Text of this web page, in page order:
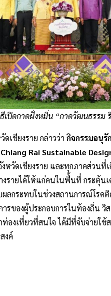
เปิดกาดฝั่งหมิ่น “กาดวัฒนธรรม
เชียงราย กล่าวว่า กิจกรรมอนุ
Chiang Rai Sustainable
หวัดเชียงราย และทุกภาคส่วนที่
งรายได้ให้แก่คนในพื้นที่ กระตุ้น
กระทบในช่วงสถานการณ์โรคติ
รของผู้ประกอบการในท้องถิ่น
องเที่ยวที่สนใจ ได้มีที่จับจ่ายใช้
งค์